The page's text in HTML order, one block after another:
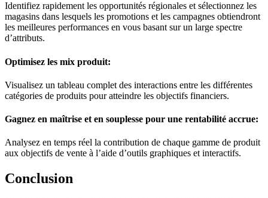
Identifiez rapidement les opportunités régionales et sélectionnez les
magasins dans lesquels les promotions et les campagnes obtiendront
les meilleures performances en vous basant sur un large spectre
d’attributs.
Optimisez les mix produit:
Visualisez un tableau complet des interactions entre les différentes
catégories de produits pour atteindre les objectifs financiers.
Gagnez en maîtrise et en souplesse pour une rentabilité accrue:
Analysez en temps réel la contribution de chaque gamme de produit
aux objectifs de vente à l’aide d’outils graphiques et interactifs.
Conclusion